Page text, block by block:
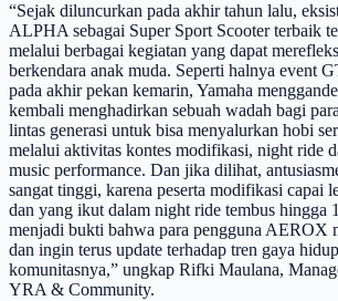
“Sejak diluncurkan pada akhir tahun lalu,
ALPHA sebagai Super Sport Scooterterbaik
melalui berbagai kegiatan yang dapat
berkendara anak muda. Seperti halnya event
pada akhir pekan kemarin, Yamaha
kembali menghadirkan sebuah wadah bagi
lintas generasi untuk bisa menyalurkan hobi
melalui aktivitas kontes modifikasi, night ride
music performance. Dan jika dilihat,
sangat tinggi, karena peserta modifikasi capai
dan yang ikut dalam night ride tembus hingga
menjadi bukti bahwa para pengguna AEROX
dan ingin terus update terhadap tren gaya hidup
komunitasnya,” ungkap Rifki Maulana,
YRA & Community.